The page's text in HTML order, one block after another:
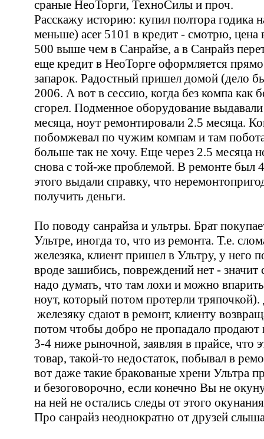
сраные НеоТорги, ТехноСилы и проч.
Расскажу историю: купил полтора годика
меньше) acer 5101 в кредит - смотрю, цена
500 выше чем в Санрайзе, а в Санрайз
еще кредит в НеоТорге оформляется прямо
запарок. Радостный пришел домой (дело
2006. А вот в сессию, когда без компа как
сгорел. Подменное оборудование выдавали
месяца, ноут ремонтировали 2.5 месяца.
побомжевал по чужим компам и там
больше так не хочу. Еще через 2.5 месяца
снова с той-же проблемой. В ремонте был
этого выдали справку, что
получить деньги.
По поводу санрайза и ультры. Брат
Ультре, иногда то, что из ремонта. Т.е.
железяка, клиент пришел в Ультру, у него
вроде зашибись, повреждений нет - значит
надо думать, что там лохи и можно
ноут, который потом протерли
железяку сдают в ремонт, клиенту
потом чтобы добро не пропадало продают
3-4 ниже рыночной, заявляя в прайсе, что
товар, такой-то недостаток, побывал в
вот даже такие бракованые хрени Ультра
и безоговорочно, если конечно Вы не
на ней не остались следы от этого
Про санрайз неоднократно от друзей